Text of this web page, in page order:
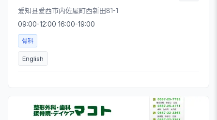
爱知县爱西市内佐屋町西新田81-1
09:00-12:00 16:00-19:00
骨科
English